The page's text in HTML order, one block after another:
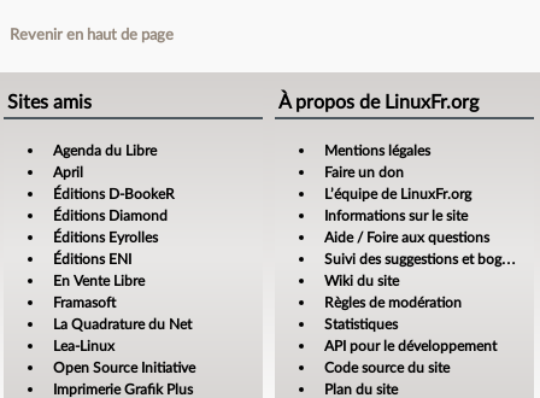
Revenir en haut de page
Sites amis
Agenda du Libre
April
Éditions D-BookeR
Éditions Diamond
Éditions Eyrolles
Éditions ENI
En Vente Libre
Framasoft
La Quadrature du Net
Lea-Linux
Open Source Initiative
Imprimerie Grafik Plus
À propos de LinuxFr.org
Mentions légales
Faire un don
L’équipe de LinuxFr.org
Informations sur le site
Aide / Foire aux questions
Suivi des suggestions et bogues
Wiki du site
Règles de modération
Statistiques
API pour le développement
Code source du site
Plan du site